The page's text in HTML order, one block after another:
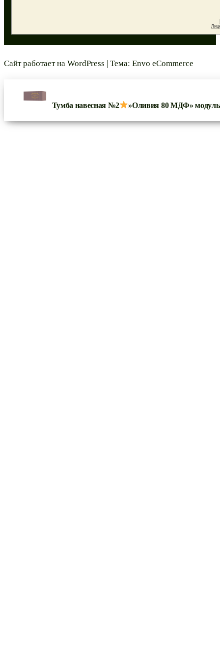
Сайт работает на WordPress | Тема: Envo eCommerce
Тумба навесная №2 »Оливия 80 МДФ»